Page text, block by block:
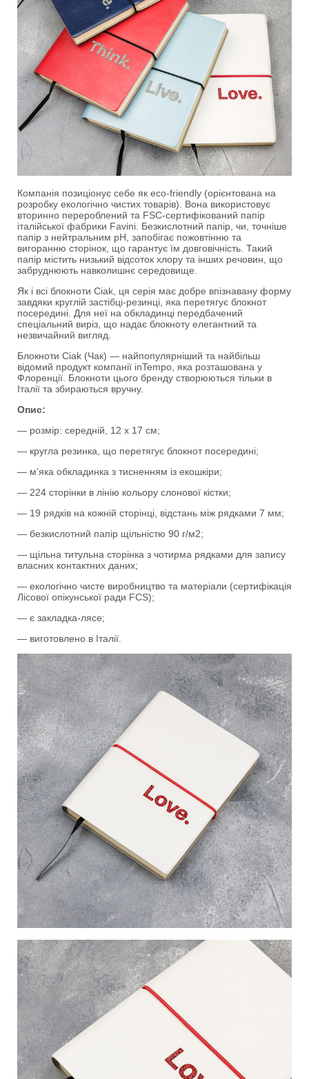
Компанія позиціонує себе як eco-friendly (орієнтована на
розробку екологічно чистих товарів). Вона використовує
вторинно перероблений та FSC-сертифікований папір
італійської фабрики Favini. Безкислотний папір, чи, точніше
папір з нейтральним pH, запобігає пожовтінню та
вигоранню сторінок, що гарантує їм довговічність. Такий
папір містить низький відсоток хлору та інших речовин, що
забруднюють навколишнє середовище.
Як і всі блокноти Ciak, ця серія має добре впізнавану форму
завдяки круглій застібці-резинці, яка перетягує блокнот
посередині. Для неї на обкладинці передбачений
спеціальний виріз, що надає блокноту елегантний та
незвичайний вигляд.
Блокноти Ciak (Чак) — найпопулярніший та найбільш
відомий продукт компанії inTempo, яка розташована у
Флоренції. Блокноти цього бренду створюються тільки в
Італії та збираються вручну.
Опис:
— розмір: середній, 12 x 17 см;
— кругла резинка, що перетягує блокнот посередині;
— мʼяка обкладинка з тисненням із екошкіри;
— 224 сторінки в лінію кольору слонової кістки;
— 19 рядків на кожній сторінці, відстань між рядками 7 мм;
— безкислотний папір щільністю 90 г/м2;
— щільна титульна сторінка з чотирма рядками для запису
власних контактних даних;
— екологічно чисте виробництво та матеріали (сертифікація
Лісової опікунської ради FCS);
— є закладка-лясе;
— виготовлено в Італії.